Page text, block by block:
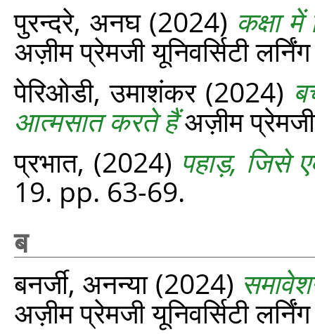
पुरन्दरे, अनघ(2024) कक्षा
अज़ीम प्रेमजी यूनिवर्सिटी
पेरिओडी, उमाशंकर(2024)
आत्मसात करते हैंअज़ीम प्रेमजी
प्रभात, (2024) पहाड़, जिसे
19. pp. 63-69.
ब
बनर्जी, अनन्या(2024)
अज़ीम प्रेमजी यूनिवर्सिटी